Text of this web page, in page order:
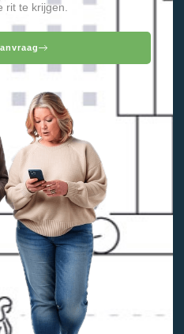
rit te krijgen.